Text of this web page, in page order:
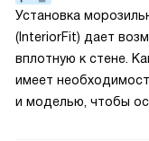
лучше работает
и быстрее
меньше
Установка
(InteriorFit) дает
вплотную к стене.
имеет
и моделью, чтобы